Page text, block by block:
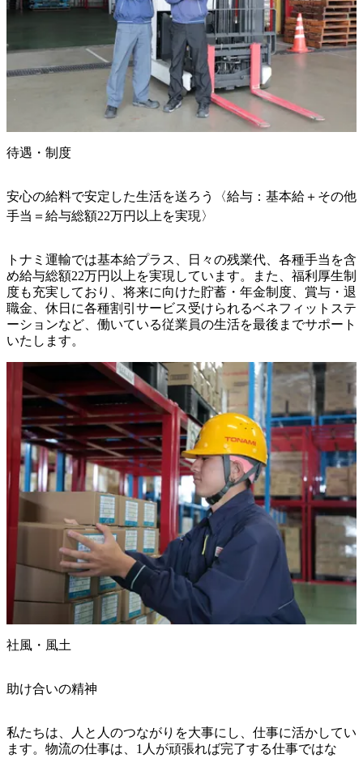
待遇・制度
安心の給料で安定した生活を送ろう〈給与：基本給＋その他
手当＝給与総額22万円以上を実現〉
トナミ運輸では基本給プラス、日々の残業代、各種手当を含
め給与総額22万円以上を実現しています。また、福利厚生制
度も充実しており、将来に向けた貯蓄・年金制度、賞与・退
職金、休日に各種割引サービス受けられるベネフィットステ
ーションなど、働いている従業員の生活を最後までサポート
いたします。
社風・風土
助け合いの精神
私たちは、人と人のつながりを大事にし、仕事に活かしてい
ます。物流の仕事は、1人が頑張れば完了する仕事ではな